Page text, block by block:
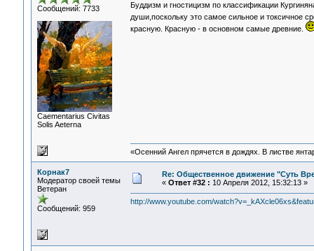
Сообщений: 7733
Сaementarius Civitas
Solis Aeterna
Буддизм и гностицизм по классификации
души,поскольку это самое сильное и токсичное
красную. Красную - в основном самые древние.
«Осенний Ангел прячется в дождях. В листве
Корнак7
Модератор своей темы
Ветеран
Сообщений: 959
Re: Общественное движение "Суть
« Ответ #32 : 10 Апреля 2012, 15:32:13 »
http://www.youtube.com/